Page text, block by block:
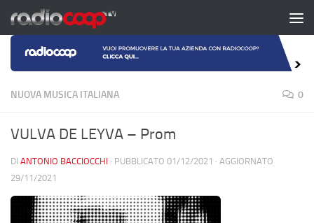
Salta al contenuto
NUOVA MUSICA ITALIANA 0
VULVA DE LEYVA – Prom
DI ANTONIO BACCIOCCHI · PUBBLICATO 01/12/2021 · AGGIORNATO
29/11/2021